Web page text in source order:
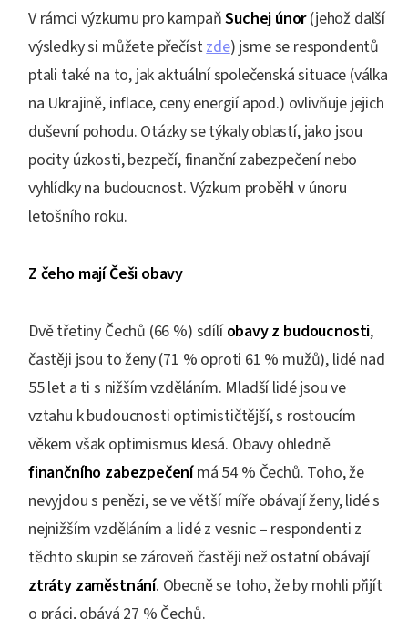
V rámci výzkumu pro kampaňSuchej únor(jehož další
výsledky si můžete přečístzde) jsme se respondentů
ptali také na to, jak aktuální společenská situace (válka
na Ukrajině, inflace, ceny energií apod.) ovlivňuje jejich
duševní pohodu. Otázky se týkaly oblastí, jako jsou
pocity úzkosti, bezpečí, finanční zabezpečení nebo
vyhlídky na budoucnost. Výzkum proběhl v únoru
letošního roku.
Z čeho mají Češi obavy
Dvě třetiny Čechů (66 %) sdílíobavy z budoucnosti,
častěji jsou to ženy (71 % oproti 61 % mužů), lidé nad
55 let a ti s nižším vzděláním. Mladší lidé jsou ve
vztahu k budoucnosti optimističtější, s rostoucím
věkem však optimismus klesá. Obavy ohledně
finančního zabezpečenímá 54 % Čechů. Toho, že
nevyjdou s penězi, se ve větší míře obávají ženy, lidé s
nejnižším vzděláním a lidé z vesnic – respondenti z
těchto skupin se zároveň častěji než ostatní obávají
ztráty zaměstnání. Obecně se toho, že by mohli přijít
o práci, obává 27 % Čechů.